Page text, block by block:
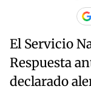
El Servicio
Respuesta
declarado